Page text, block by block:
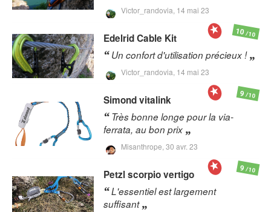
Victor_randovia, 14 mai 23
EdelridCable Kit
Un confort d'utilisation précieux !
Victor_randovia, 14 mai 23
10/10
Simondvitalink
Très bonne longe pour la via-
ferrata, au bon prix
Misanthrope, 30 avr. 23
9/10
Petzlscorpio vertigo
L'essentiel est largement
suffisant
9/10